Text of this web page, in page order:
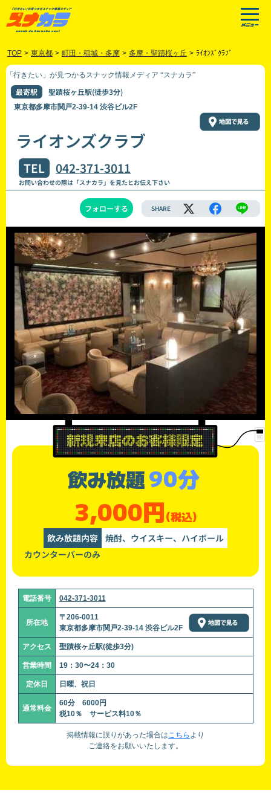
TOP > 東京都 > 町田・稲城・多摩 > 多摩・聖蹟桜ヶ丘 > ﾗｲｵﾝｽﾞｸﾗﾌﾞ
「行きたい」が見つかるスナック情報メディア “スナカラ”
最寄駅 聖蹟桜ヶ丘駅(徒歩3分)
東京都多摩市関戸2-39-14 渋谷ビル2F
ライオンズクラブ
TEL 042-371-3011
お問い合わせの際は「スナカラ」を見たとお伝え下さい
フォローする SHARE
飲み放題90分
3,000円(税込)
飲み放題内容 焼酎、ウイスキー、ハイボール
カウンターバーのみ
電話番号 042-371-3011
所在地
〒206-0011
東京都多摩市関戸2-39-14 渋谷ビル2F
アクセス 聖蹟桜ヶ丘駅(徒歩3分)
営業時間 19：30〜24：30
定休日 日曜、祝日
通常料金
60分 6000円
税10％ サービス料10％
掲載情報に誤りがあった場合はこちら より
ご連絡をお願いいたします。